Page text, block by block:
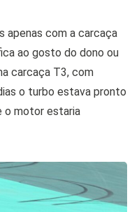
apenas com a carcaça
ao gosto do dono ou
carcaça T3, com
o turbo estava pronto
o motor estaria